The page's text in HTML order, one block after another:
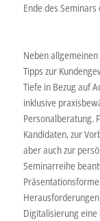
Ende des
Neben
Tipps zur
Tiefe in Bezug auf
inklusive
Personalberatung.
Kandidaten, zur
aber auch zur
Seminarreihe
Digitalisierung eine